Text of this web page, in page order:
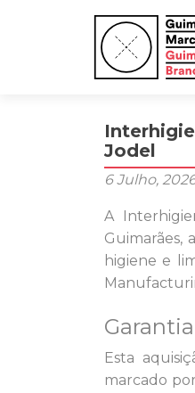
Jodel
6 Julho,
A
Guimarães,
higiene e
Esta
marcado